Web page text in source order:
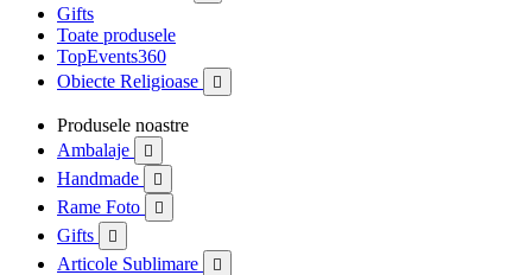
Gifts
Toate produsele
TopEvents360
Obiecte Religioase

Produsele noastre
Ambalaje

Handmade 
Rame Foto 
Gifts 
Articole Sublimare 